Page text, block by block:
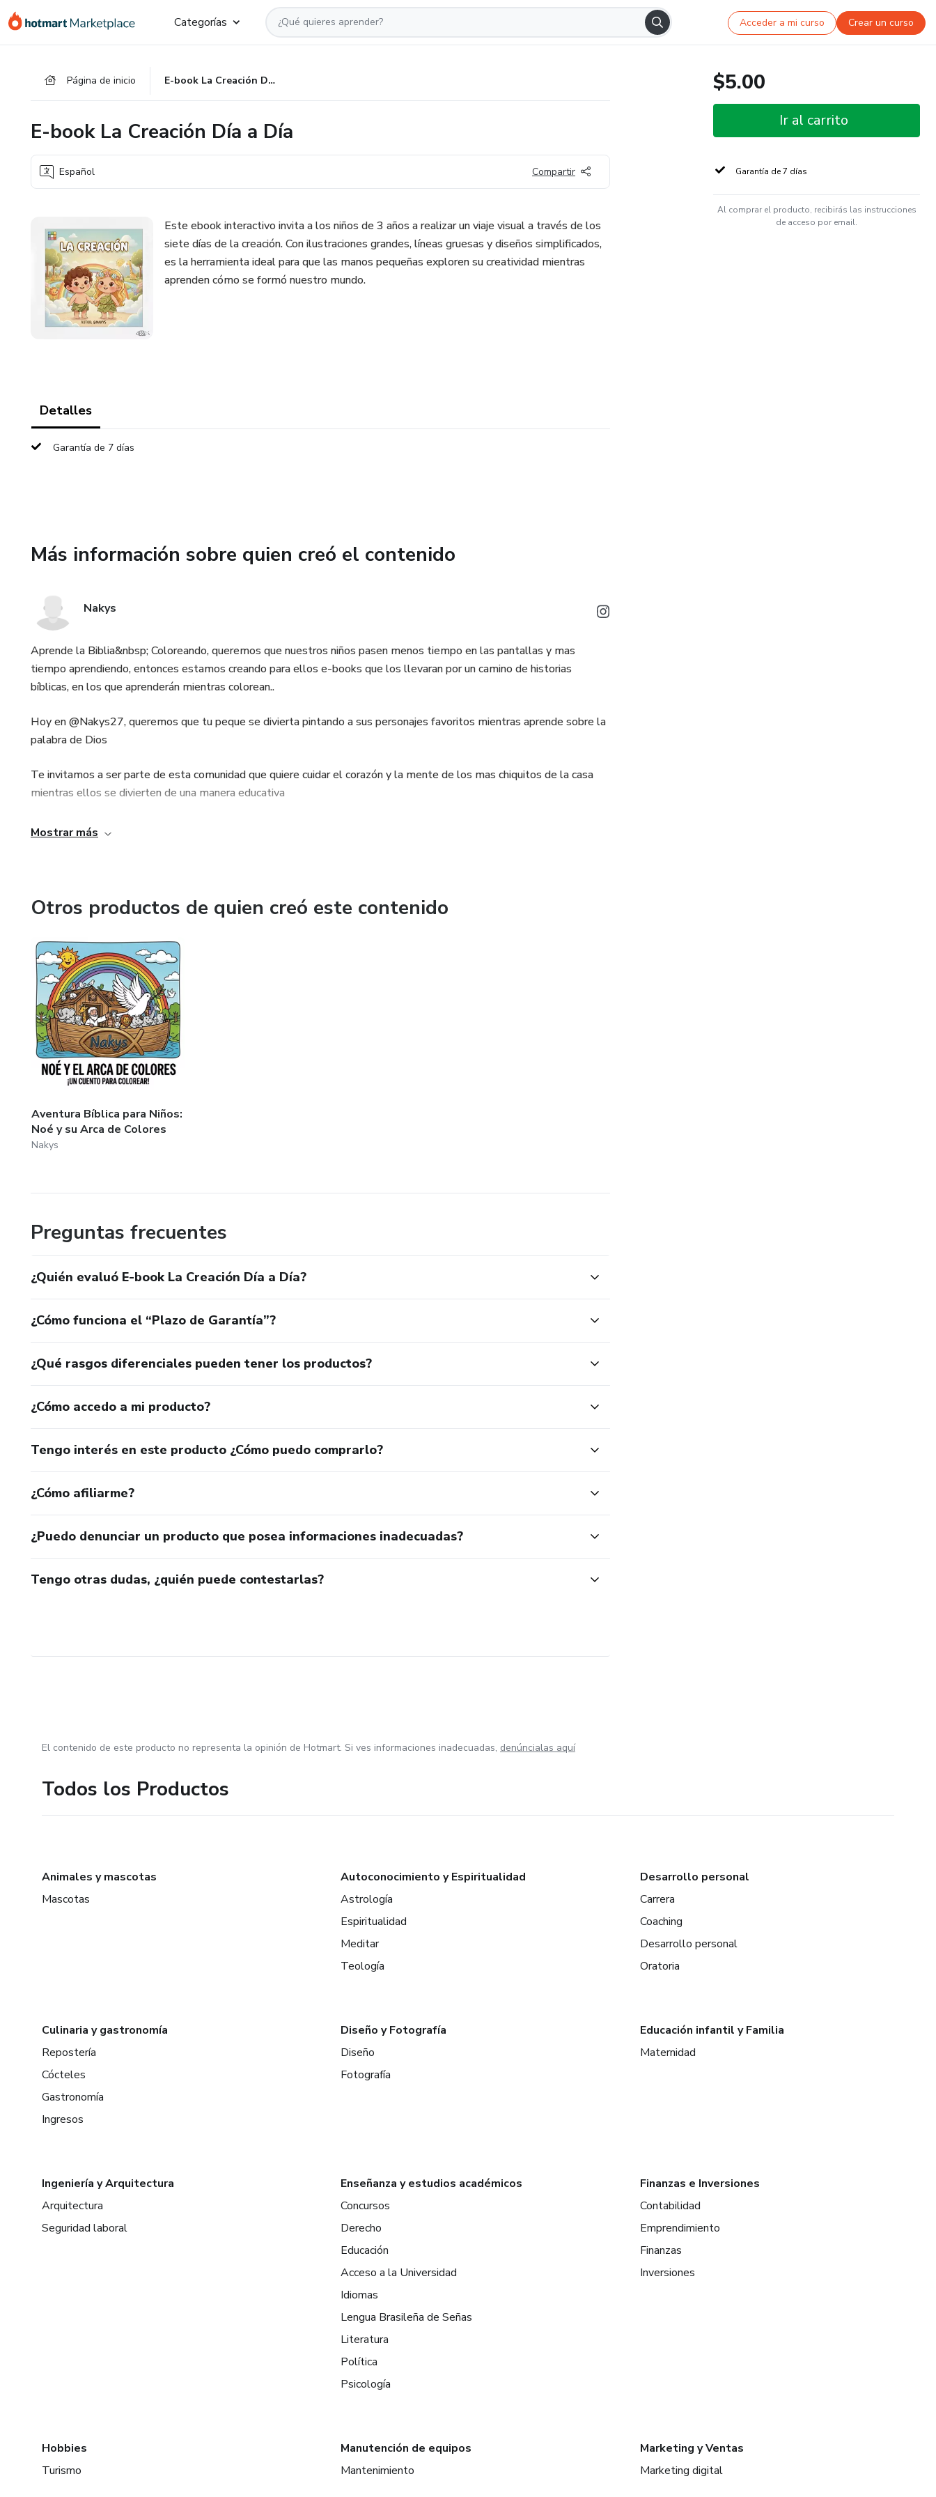
Categorías Acceder a mi curso Crear un curso
Página de inicio E-book La Creación Día a Día
E-book La Creación Día a Día
Español Compartir
Este ebook interactivo invita a los niños de 3 años a realizar un viaje visual a través de los
siete días de la creación. Con ilustraciones grandes, líneas gruesas y diseños simplificados,
es la herramienta ideal para que las manos pequeñas exploren su creatividad mientras
aprenden cómo se formó nuestro mundo.
Detalles
Garantía de 7 días
Más información sobre quien creó el contenido
Nakys
Aprende la Biblia&nbsp; Coloreando, queremos que nuestros niños pasen menos tiempo en las pantallas y mas
tiempo aprendiendo, entonces estamos creando para ellos e-books que los llevaran por un camino de historias
bíblicas, en los que aprenderán mientras colorean..
Hoy en @Nakys27, queremos que tu peque se divierta pintando a sus personajes favoritos mientras aprende sobre la
palabra de Dios
Te invitamos a ser parte de esta comunidad que quiere cuidar el corazón y la mente de los mas chiquitos de la casa
mientras ellos se divierten de una manera educativa
Mostrar más
Otros productos de quien creó este contenido
Aventura Bíblica para Niños:
Noé y su Arca de Colores
Nakys
Preguntas frecuentes
¿Quién evaluó E-book La Creación Día a Día?
¿Cómo funciona el “Plazo de Garantía”?
¿Qué rasgos diferenciales pueden tener los productos?
¿Cómo accedo a mi producto?
Tengo interés en este producto ¿Cómo puedo comprarlo?
¿Cómo afiliarme?
¿Puedo denunciar un producto que posea informaciones inadecuadas?
Tengo otras dudas, ¿quién puede contestarlas?
$5.00
Ir al carrito
Garantía de 7 días
Al comprar el producto, recibirás las instrucciones
de acceso por email.
El contenido de este producto no representa la opinión de Hotmart. Si ves informaciones inadecuadas, denúncialas aquí
Todos los Productos
Animales y mascotas
Mascotas
Autoconocimiento y Espiritualidad
Astrología
Espiritualidad
Meditar
Teología
Desarrollo personal
Carrera
Coaching
Desarrollo personal
Oratoria
Culinaria y gastronomía
Repostería
Cócteles
Gastronomía
Ingresos
Diseño y Fotografía
Diseño
Fotografía
Educación infantil y Familia
Maternidad
Ingeniería y Arquitectura
Arquitectura
Seguridad laboral
Enseñanza y estudios académicos
Concursos
Derecho
Educación
Acceso a la Universidad
Idiomas
Lengua Brasileña de Señas
Literatura
Política
Psicología
Finanzas e Inversiones
Contabilidad
Emprendimiento
Finanzas
Inversiones
Hobbies
Turismo
Manutención de equipos
Mantenimiento
Marketing y Ventas
Marketing digital